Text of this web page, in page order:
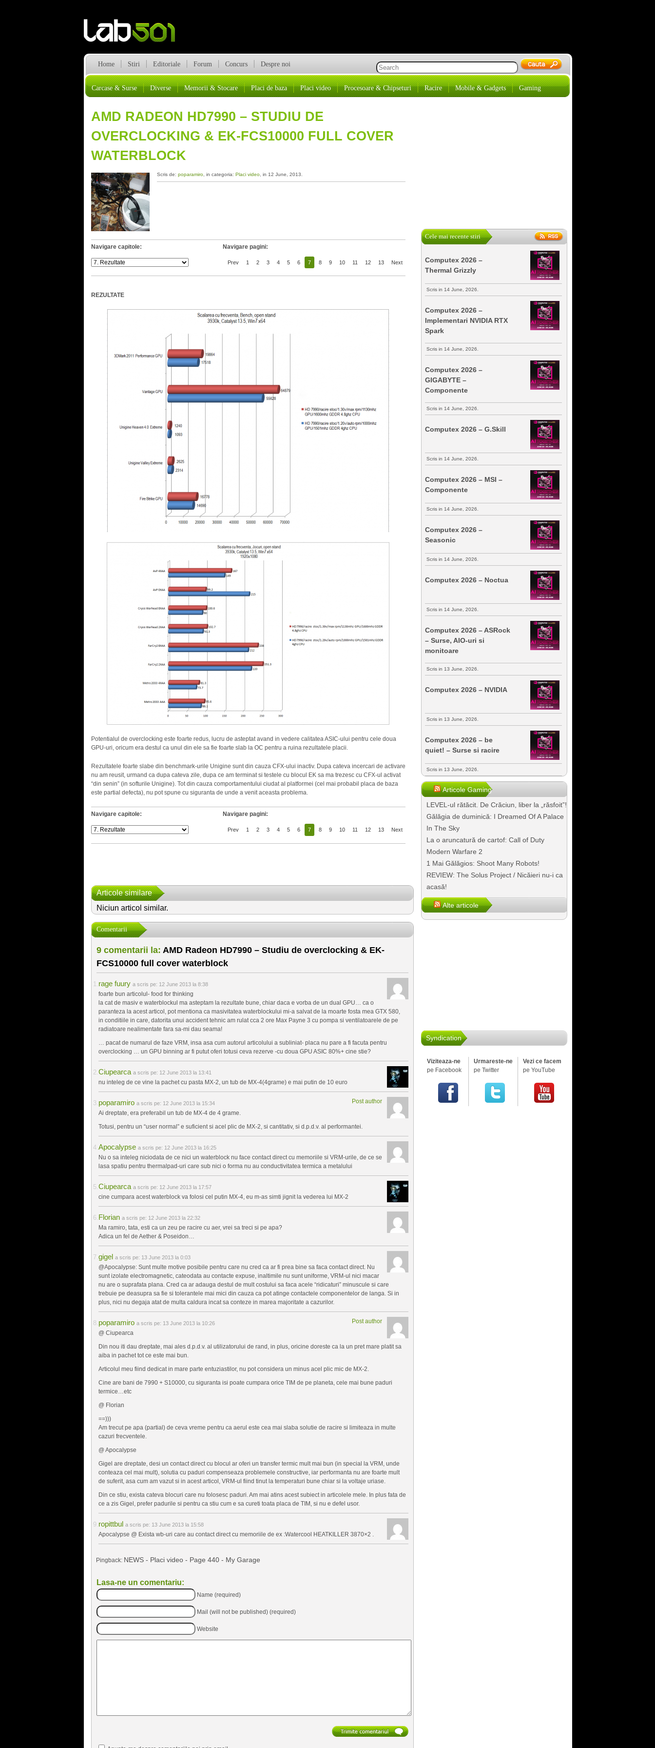
Home Stiri Editoriale Forum Concurs Despre noi
Carcase & Surse Diverse Memorii & Stocare Placi de baza Placi video Procesoare & Chipseturi Racire Mobile & Gadgets Gaming
AMD RADEON HD7990 – STUDIU DE
OVERCLOCKING & EK-FCS10000 FULL COVER
WATERBLOCK
Scris de: poparamiro, in categoria: Placi video, in 12 June, 2013.
Navigare capitole: Navigare pagini:
Prev 1 2 3 4 5 6 7 8 9 10 11 12 13 Next
REZULTATE
Potentialul de overclocking este foarte redus, lucru de asteptat avand in vedere calitatea ASIC-ului pentru cele doua
GPU-uri, oricum era destul ca unul din ele sa fie foarte slab la OC pentru a ruina rezultatele placii.
Rezultatele foarte slabe din benchmark-urile Unigine sunt din cauza CFX-ului inactiv. Dupa cateva incercari de activare
nu am reusit, urmand ca dupa cateva zile, dupa ce am terminat si testele cu blocul EK sa ma trezesc cu CFX-ul activat
“din senin” (in softurile Unigine). Tot din cauza comportamentului ciudat al platformei (cel mai probabil placa de baza
este partial defecta), nu pot spune cu siguranta de unde a venit aceasta problema.
Navigare capitole: Navigare pagini:
Prev 1 2 3 4 5 6 7 8 9 10 11 12 13 Next
Articole similare
Niciun articol similar.
Comentarii
9 comentarii la: AMD Radeon HD7990 – Studiu de overclocking & EK-
FCS10000 full cover waterblock
rage fuury a scris pe: 12 June 2013 la 8:38
foarte bun articolul- food for thinking
la cat de masiv e waterblockul ma asteptam la rezultate bune, chiar daca e vorba de un dual GPU… ca o
paranteza la acest articol, pot mentiona ca masivitatea waterblockului mi-a salvat de la moarte fosta mea GTX 580,
in conditiile in care, datorita unui accident tehnic am rulat cca 2 ore Max Payne 3 cu pompa si ventilatoarele de pe
radiatoare nealimentate fara sa-mi dau seama!
… pacat de numarul de faze VRM, insa asa cum autorul articolului a subliniat- placa nu pare a fi facuta pentru
overclocking … un GPU binning ar fi putut oferi totusi ceva rezerve -cu doua GPU ASIC 80%+ cine stie?
Ciupearca a scris pe: 12 June 2013 la 13:41
nu inteleg de ce vine la pachet cu pasta MX-2, un tub de MX-4(4grame) e mai putin de 10 euro
poparamiro Post author
a scris pe: 12 June 2013 la 15:34
Ai dreptate, era preferabil un tub de MX-4 de 4 grame.
Totusi, pentru un “user normal” e suficient si acel plic de MX-2, si cantitativ, si d.p.d.v. al performantei.
Apocalypse a scris pe: 12 June 2013 la 16:25
Nu o sa inteleg niciodata de ce nici un waterblock nu face contact direct cu memoriile si VRM-urile, de ce se
lasa spatiu pentru thermalpad-uri care sub nici o forma nu au conductivitatea termica a metalului
Ciupearca a scris pe: 12 June 2013 la 17:57
cine cumpara acest waterblock va folosi cel putin MX-4, eu m-as simti jignit la vederea lui MX-2
Florian a scris pe: 12 June 2013 la 22:32
Ma ramiro, tata, esti ca un zeu pe racire cu aer, vrei sa treci si pe apa?
Adica un fel de Aether & Poseidon…
gigel a scris pe: 13 June 2013 la 0:03
@Apocalypse: Sunt multe motive posibile pentru care nu cred ca ar fi prea bine sa faca contact direct. Nu
sunt izolate electromagnetic, cateodata au contacte expuse, inaltimile nu sunt uniforme, VRM-ul nici macar
nu are o suprafata plana. Cred ca ar adauga destul de mult costului sa faca acele “ridicaturi” minuscule si care
trebuie pe deasupra sa fie si tolerantele mai mici din cauza ca pot atinge contactele componentelor de langa. Si in
plus, nici nu degaja atat de multa caldura incat sa conteze in marea majoritate a cazurilor.
poparamiro Post author
a scris pe: 13 June 2013 la 10:26
@ Ciupearca
Din nou iti dau dreptate, mai ales d.p.d.v. al utilizatorului de rand, in plus, oricine doreste ca la un pret mare platit sa
aiba in pachet tot ce este mai bun.
Articolul meu fiind dedicat in mare parte entuziastilor, nu pot considera un minus acel plic mic de MX-2.
Cine are bani de 7990 + S10000, cu siguranta isi poate cumpara orice TIM de pe planeta, cele mai bune paduri
termice…etc
@ Florian
==)))
Am trecut pe apa (partial) de ceva vreme pentru ca aerul este cea mai slaba solutie de racire si limiteaza in multe
cazuri frecventele.
@ Apocalypse
Gigel are dreptate, desi un contact direct cu blocul ar oferi un transfer termic mult mai bun (in special la VRM, unde
conteaza cel mai mult), solutia cu paduri compenseaza problemele constructive, iar performanta nu are foarte mult
de suferit, asa cum am vazut si in acest articol, VRM-ul fiind tinut la temperaturi bune chiar si la voltaje uriase.
Din ce stiu, exista cateva blocuri care nu folosesc paduri. Am mai atins acest subiect in articolele mele. In plus fata de
ce a zis Gigel, prefer padurile si pentru ca stiu cum e sa cureti toata placa de TIM, si nu e defel usor.
ropittbul a scris pe: 13 June 2013 la 15:58
Apocalypse @ Exista wb-uri care au contact direct cu memoriile de ex :Watercool HEATKILLER 3870×2 .
Pingback: NEWS - Placi video - Page 440 - My Garage
Lasa-ne un comentariu:
Name (required)
Mail (will not be published) (required)
Website
Cele mai recente stiri
Computex 2026 –
Thermal Grizzly
Scris in 14 June, 2026.
Computex 2026 –
Implementari NVIDIA RTX
Spark
Scris in 14 June, 2026.
Computex 2026 –
GIGABYTE –
Componente
Scris in 14 June, 2026.
Computex 2026 – G.Skill
Scris in 14 June, 2026.
Computex 2026 – MSI –
Componente
Scris in 14 June, 2026.
Computex 2026 –
Seasonic
Scris in 14 June, 2026.
Computex 2026 – Noctua
Scris in 14 June, 2026.
Computex 2026 – ASRock
– Surse, AIO-uri si
monitoare
Scris in 13 June, 2026.
Computex 2026 – NVIDIA
Scris in 13 June, 2026.
Computex 2026 – be
quiet! – Surse si racire
Scris in 13 June, 2026.
Articole Gaming
LEVEL-ul rătăcit. De Crăciun, liber la „răsfoit”!
Gălăgia de duminică: I Dreamed Of A Palace
In The Sky
La o aruncatură de cartof: Call of Duty
Modern Warfare 2
1 Mai Gălăgios: Shoot Many Robots!
REVIEW: The Solus Project / Nicăieri nu-i ca
acasă!
Alte articole
Syndication
Viziteaza-ne
pe Facebook
Urmareste-ne
pe Twitter
Vezi ce facem
pe YouTube